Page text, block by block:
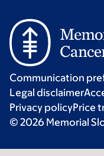
Communication
Legal disclaimer
Privacy policyPrice
© 2026 Memorial